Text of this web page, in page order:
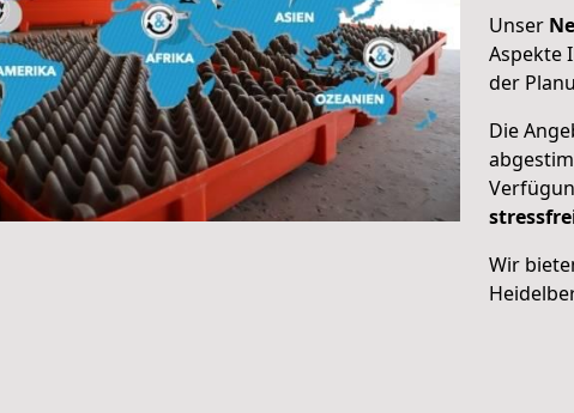
Unser
Aspekte
der
Die
Wir